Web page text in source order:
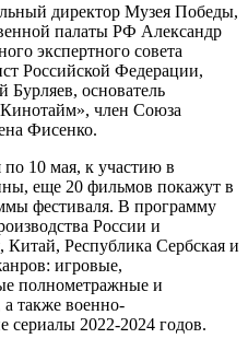
директор Музея Победы,
палаты РФ Александр
экспертного совета
Российской Федерации,
Бурляев, основатель
член Союза
Фисенко.
по 10 мая, к участию в
еще 20 фильмов покажут в
фестиваля. В программу
России и
Китай, Республика Сербская и
игровые,
полнометражные и
также военно-
сериалы 2022-2024 годов.